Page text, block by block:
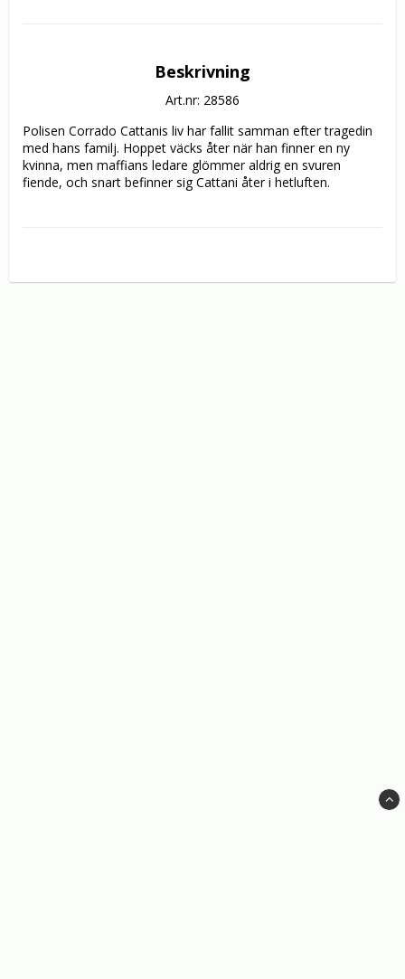
Beskrivning
Art.nr: 28586
Polisen Corrado Cattanis liv har fallit samman efter tragedin
med hans familj. Hoppet väcks åter när han finner en ny
kvinna, men maffians ledare glömmer aldrig en svuren
fiende, och snart befinner sig Cattani åter i hetluften.